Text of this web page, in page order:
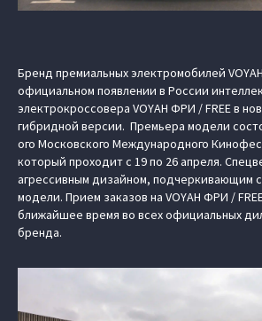
Бренд премиальных электромобилей
официальном появлении в России
электрокроссовера VOYAH ФРИ / FREE в
гибридной версии. Премьера модели
ого Московского Международного
который проходит с 19 по 26 апреля.
агрессивным дизайном, подчеркивающим
модели. Прием заказов на VOYAH ФРИ /
ближайшее время во всех официальных
бренда.